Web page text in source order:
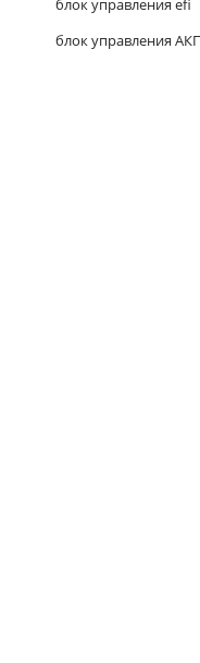
блок управления efi
блок управления